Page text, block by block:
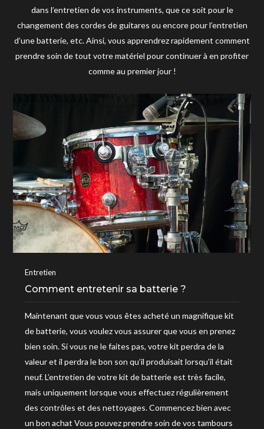
dans l’entretien de vos instruments, que ce soit pour le
changement des cordes de guitares ou encore pour l’entretien
d’une batterie, etc. Ainsi, vous apprendrez rapidement comment
prendre soin de tout votre matériel pour continuer à en profiter
comme au premier jour !
Entretien
Comment entretenir sa batterie ?
Maintenant que vous vous êtes acheté un magnifique kit
de batterie, vous voulez vous assurer que vous en prenez
bien soin. Si vous ne le faites pas, votre kit perdra de la
valeur et il perdra le bon son qu’il produisait lorsqu’il était
neuf. L’entretien de votre kit de batterie est très facile,
mais uniquement lorsque vous effectuez régulièrement
des contrôles et des nettoyages. Commencez bien avec
un bon achat Vous pouvez prendre soin de vos tambours